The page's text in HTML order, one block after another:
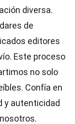
diversa.
de
editores
Este proceso
no solo
Confía en
y autenticidad